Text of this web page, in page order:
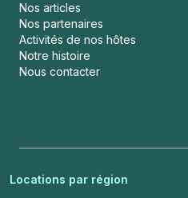
Nos articles
Nos partenaires
Activités de nos hôtes
Notre histoire
Nous contacter
Locations par région